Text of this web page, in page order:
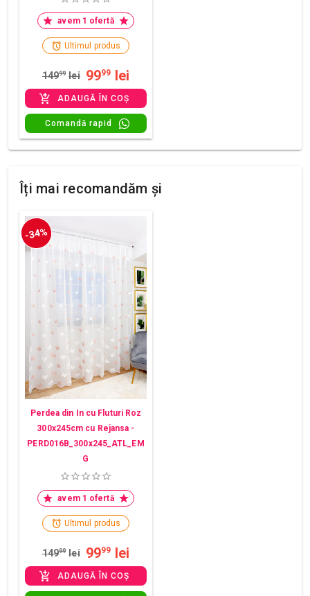
avem 1 ofertă
Ultimul produs
14999 lei 9999 lei
ADAUGĂ ÎN COȘ
Comandă rapid
Îți mai recomandăm și
-34%
Perdea din In cu Fluturi Roz
300x245cm cu Rejansa -
PERD016B_300x245_ATL_EM
G
avem 1 ofertă
Ultimul produs
14999 lei 9999 lei
ADAUGĂ ÎN COȘ